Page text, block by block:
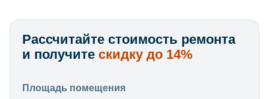
Рассчитайте стоимость ремонта
и получите скидку до 14%
Площадь помещения